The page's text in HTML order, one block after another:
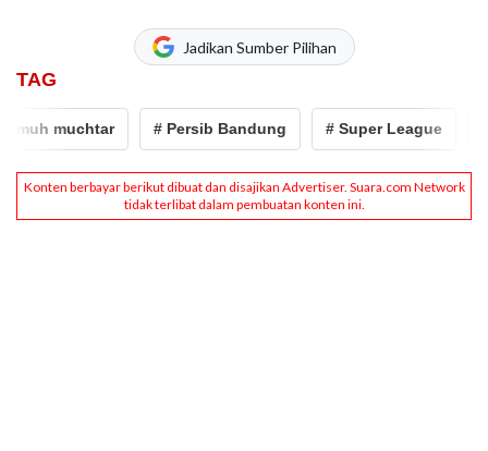
Jadikan Sumber Pilihan
TAG
muchtar # Persib Bandung # Super League